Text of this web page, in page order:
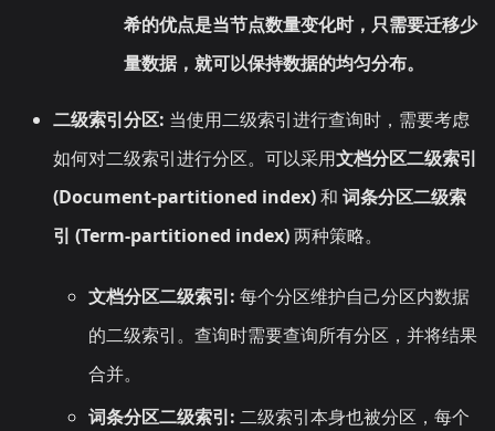
希的优点是当节点数量变化时，只需要迁移少
量数据，就可以保持数据的均匀分布。
二级索引分区: 当使用二级索引进行查询时，需要考虑
如何对二级索引进行分区。可以采用文档分区二级索引
(Document-partitioned index)和 词条分区二级索
引 (Term-partitioned index)两种策略。
文档分区二级索引: 每个分区维护自己分区内数据
的二级索引。查询时需要查询所有分区，并将结果
合并。
词条分区二级索引: 二级索引本身也被分区，每个